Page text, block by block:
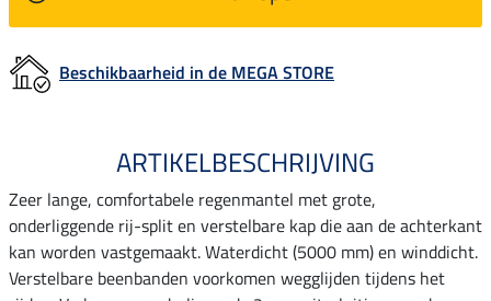
Beschikbaarheid in de MEGA STORE
ARTIKELBESCHRIJVING
Zeer lange, comfortabele regenmantel met grote,
onderliggende rij-split en verstelbare kap die aan de achterkant
kan worden vastgemaakt. Waterdicht (5000 mm) en winddicht.
Verstelbare beenbanden voorkomen wegglijden tijdens het